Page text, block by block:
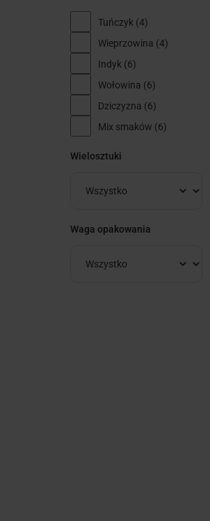
Tuńczyk (4)
Wieprzowina (4)
Indyk (6)
Wołowina (6)
Dziczyzna (6)
Mix smaków (6)
Wielosztuki
Waga opakowania